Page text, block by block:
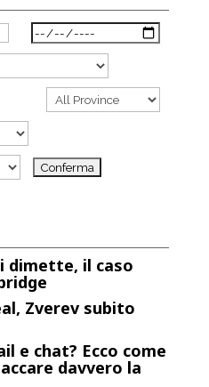
dimette, il caso
Zverev subito
e chat? Ecco come
davvero la